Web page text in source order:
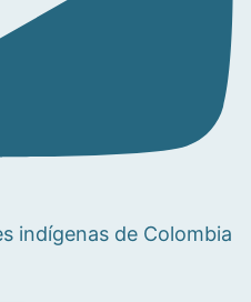
indígenas de Colombia